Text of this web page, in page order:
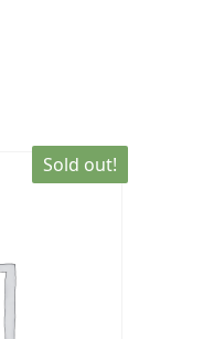
Sold out!